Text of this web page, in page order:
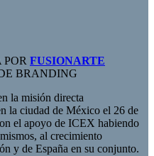
FUSIONARTE
BRANDING
la misión directa
la ciudad de México el 26 de
el apoyo de ICEX habiendo
al crecimiento
y de España en su conjunto.